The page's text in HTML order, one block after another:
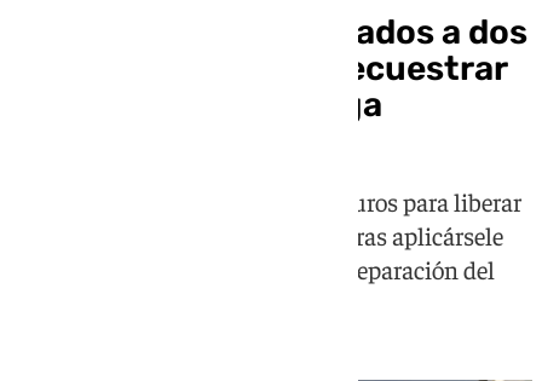
Dos hombres condenados a dos
años de prisión por secuestrar
a otro en Vélez-Málaga
El procesado, que exigía 60.000 euros para liberar
a las víctimas, quedó en libertad tras aplicársele
las atenuantes de toxicomanía y reparación del